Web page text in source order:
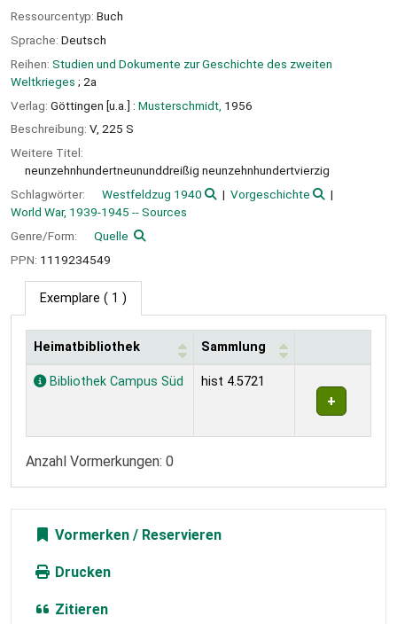
Ressourcentyp: Buch
Sprache: Deutsch
Reihen: Studien und Dokumente zur Geschichte des zweiten
Weltkrieges ; 2a
Verlag: Göttingen [u.a.] : Musterschmidt, 1956
Beschreibung: V, 225 S
Weitere Titel:
neunzehnhundertneununddreißig neunzehnhundertvierzig
Schlagwörter:
Westfeldzug 1940
Vorgeschichte
World War, 1939-1945 -- Sources
Genre/Form:
Quelle
PPN: 1119234549
Exemplare ( 1 )
Exemplare
Heimatbibliothek Sammlung
Bibliothek Campus Süd hist 4.5721
Anzahl Vormerkungen: 0
Vormerken
Drucken
Zitieren